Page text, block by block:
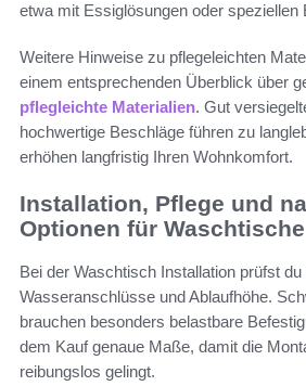
etwa mit Essiglösungen oder speziellen
Weitere Hinweise zu pflegeleichten
einem entsprechenden Überblick über
pflegleichte Materialien. Gut
hochwertige Beschläge führen zu
erhöhen langfristig Ihren Wohnkomfort.
Installation, Pflege und
Optionen für Waschtische
Bei der Waschtisch Installation prüfst
Wasseranschlüsse und Ablaufhöhe.
brauchen besonders belastbare
dem Kauf genaue Maße, damit die
reibungslos gelingt.